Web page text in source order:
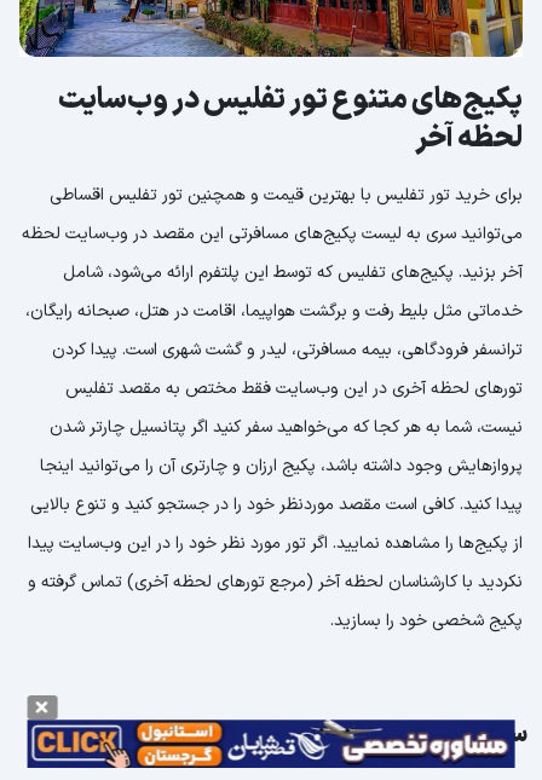
پکیج‌های متنوع تور تفلیس در وب‌سایت
لحظه آخر
برای خرید تور تفلیس با بهترین قیمت و همچنین تور تفلیس اقساطی
می‌توانید سری به لیست پکیج‌های مسافرتی این مقصد در وب‌سایت لحظه
آخر بزنید. پکیج‌های تفلیس که توسط این پلتفرم ارائه می‌شود، شامل
خدماتی مثل بلیط رفت و برگشت هواپیما، اقامت در هتل، صبحانه رایگان،
ترانسفر فرودگاهی، بیمه مسافرتی، لیدر و گشت شهری است. پیدا کردن
تورهای لحظه آخری در این وب‌سایت فقط مختص به مقصد تفلیس
نیست، شما به هر کجا که می‌خواهید سفر کنید اگر پتانسیل چارتر شدن
پروازهایش وجود داشته باشد، پکیج ارزان و چارتری آن را می‌توانید اینجا
پیدا کنید. کافی است مقصد موردنظر خود را در جستجو کنید و تنوع بالایی
از پکیج‌ها را مشاهده نمایید. اگر تور مورد نظر خود را در این وب‌سایت پیدا
نکردید با کارشناسان لحظه آخر (مرجع تورهای لحظه آخری) تماس گرفته و
پکیج شخصی خود را بسازید.
سوالات متداول